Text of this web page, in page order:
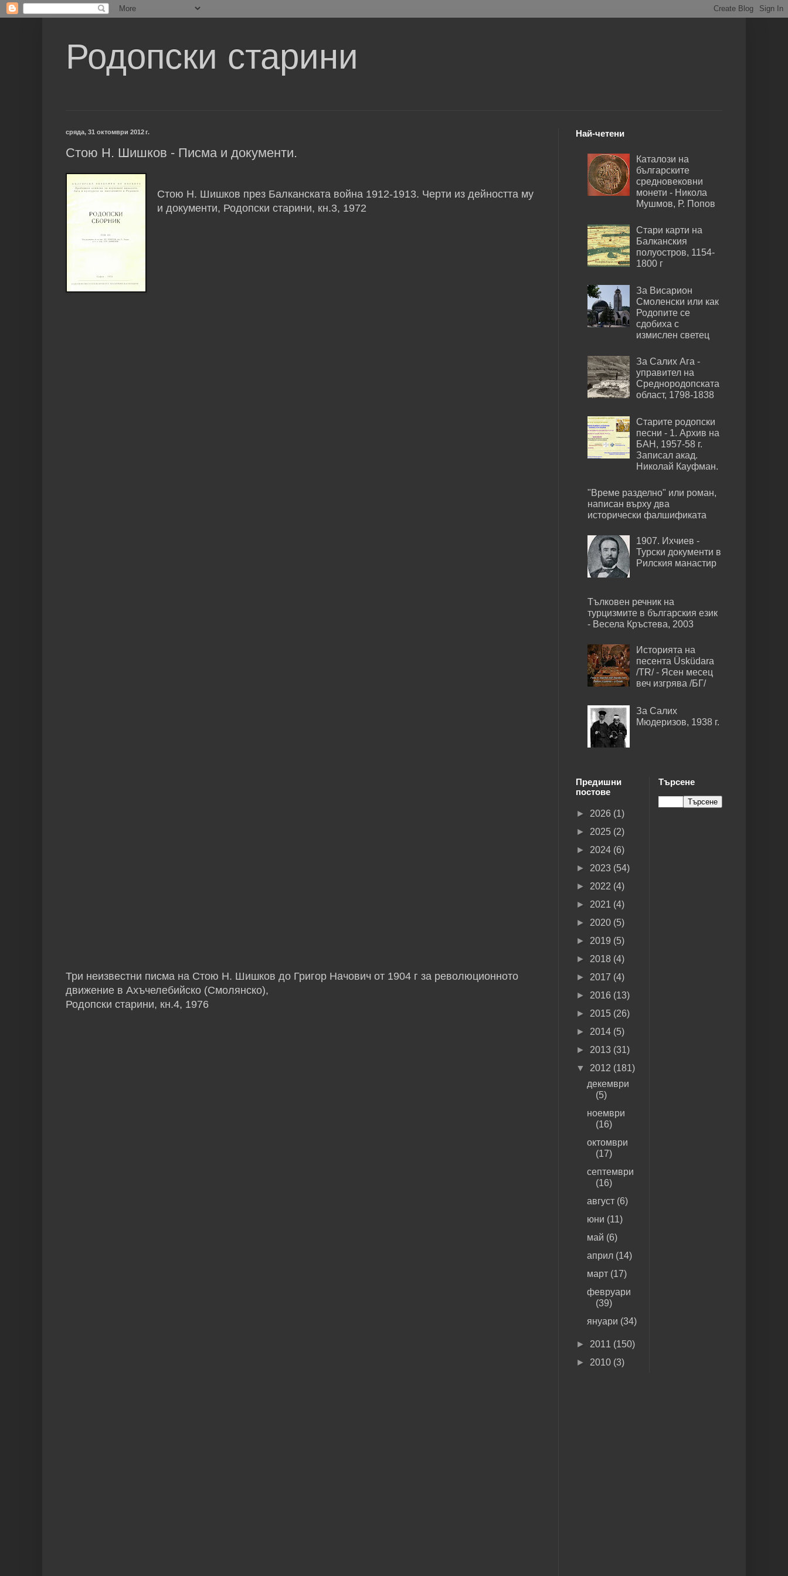
Родопски старини
сряда, 31 октомври 2012 г.
Стою Н. Шишков - Писма и документи.
Стою Н. Шишков през Балканската война 1912-1913. Черти из дейността му
и документи, Родопски старини, кн.3, 1972
Три неизвестни писма на Стою Н. Шишков до Григор Начович от 1904 г за революционното
движение в Ахъчелебийско (Смолянско),
Родопски старини, кн.4, 1976
Най-четени
Каталози на
българските
средновековни
монети - Никола
Мушмов, Р. Попов
Стари карти на
Балканския
полуостров, 1154-
1800 г
За Висарион
Смоленски или как
Родопите се
сдобиха с
измислен светец
За Салих Ага -
управител на
Среднородопската
област, 1798-1838
Старите родопски
песни - 1. Архив на
БАН, 1957-58 г.
Записал акад.
Николай Кауфман.
"Време разделно" или роман,
написан върху два
исторически фалшификата
1907. Ихчиев -
Турски документи в
Рилския манастир
Тълковен речник на
турцизмите в българския език
- Весела Кръстева, 2003
Историята на
песента Üsküdara
/TR/ - Ясен месец
веч изгрява /БГ/
За Салих
Мюдеризов, 1938 г.
Предишни
постове
► 2026 (1)
► 2025 (2)
► 2024 (6)
► 2023 (54)
► 2022 (4)
► 2021 (4)
► 2020 (5)
► 2019 (5)
► 2018 (4)
► 2017 (4)
► 2016 (13)
► 2015 (26)
► 2014 (5)
► 2013 (31)
▼ 2012 (181)
декември
(5)
ноември
(16)
октомври
(17)
септември
(16)
август (6)
юни (11)
май (6)
април (14)
март (17)
февруари
(39)
януари (34)
► 2011 (150)
► 2010 (3)
Търсене